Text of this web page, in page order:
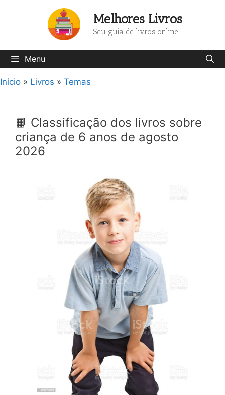
Melhores Livros
Seu guia de livros online
Menu
Início » Livros » Temas
📙 Classificação dos livros sobre
criança de 6 anos de agosto
2026